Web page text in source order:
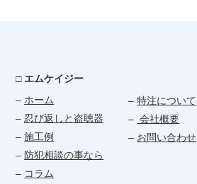
□ エムケイジー
–ホーム
–忍び返しと盗聴器
–施工例
– 防犯相談の事なら
– コラム
–特注について
– 会社概要
– お問い合わせ